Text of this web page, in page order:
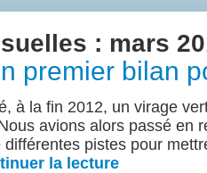
: mars
premier bilan
à la fin 2012, un virage
avions alors passé en
pistes pour
la lecture